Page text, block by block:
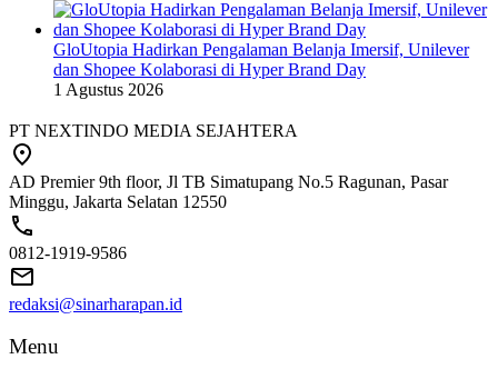
GloUtopia Hadirkan Pengalaman Belanja Imersif, Unilever
dan Shopee Kolaborasi di Hyper Brand Day
1 Agustus 2026
PT NEXTINDO MEDIA SEJAHTERA
AD Premier 9th floor, Jl TB Simatupang No.5 Ragunan, Pasar
Minggu, Jakarta Selatan 12550
0812-1919-9586
redaksi@sinarharapan.id
Menu